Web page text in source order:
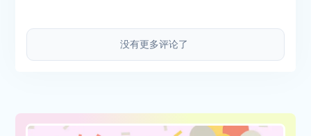
没有更多评论了